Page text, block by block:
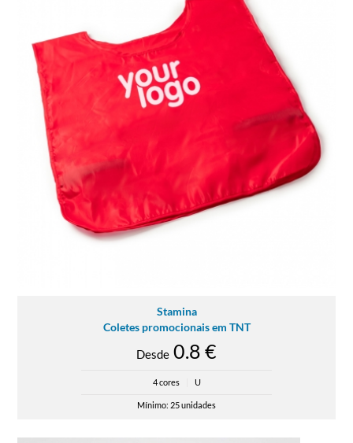
Stamina
Coletes promocionais em TNT
Desde 0.8 €
4 cores U
Mínimo: 25 unidades